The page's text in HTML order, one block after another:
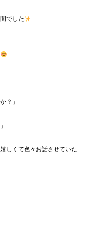
でした
？」
しくて色々お話させていた